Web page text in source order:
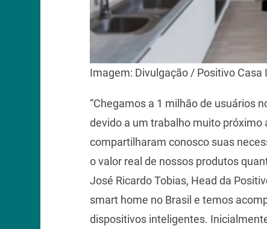
Imagem: Divulgação / Positivo Casa
“Chegamos a 1 milhão de usuários
devido a um trabalho muito próximo
compartilharam conosco suas
o valor real de nossos produtos
José Ricardo Tobias, Head da
smart home no Brasil e temos
dispositivos inteligentes.